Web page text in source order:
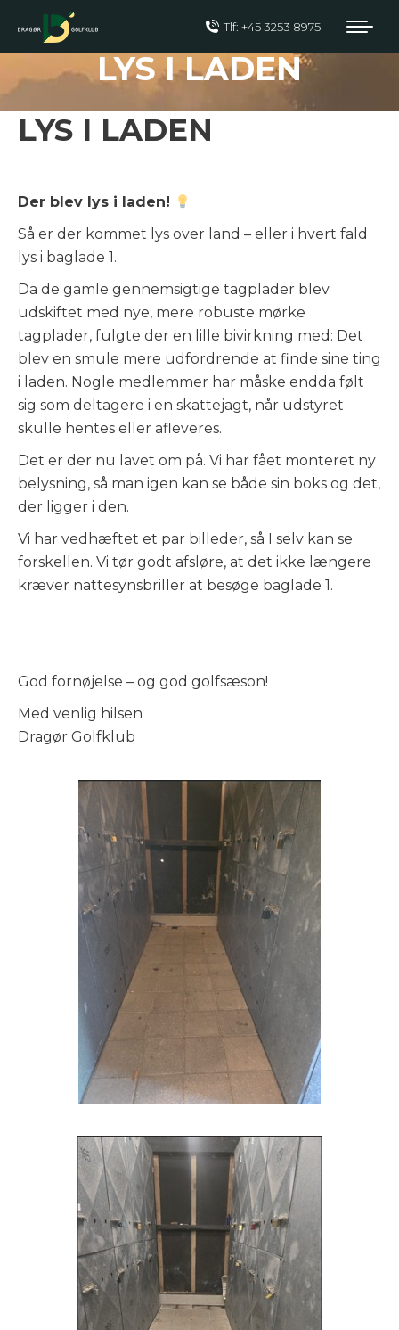
Tlf: +45 3253 8975
LYS I LADEN
LYS I LADEN
Der blev lys i laden!
Så er der kommet lys over land – eller i hvert fald
lys i baglade 1.
Da de gamle gennemsigtige tagplader blev
udskiftet med nye, mere robuste mørke
tagplader, fulgte der en lille bivirkning med: Det
blev en smule mere udfordrende at finde sine ting
i laden. Nogle medlemmer har måske endda følt
sig som deltagere i en skattejagt, når udstyret
skulle hentes eller afleveres.
Det er der nu lavet om på. Vi har fået monteret ny
belysning, så man igen kan se både sin boks og det,
der ligger i den.
Vi har vedhæftet et par billeder, så I selv kan se
forskellen. Vi tør godt afsløre, at det ikke længere
kræver nattesynsbriller at besøge baglade 1.
God fornøjelse – og god golfsæson!
Med venlig hilsen
Dragør Golfklub